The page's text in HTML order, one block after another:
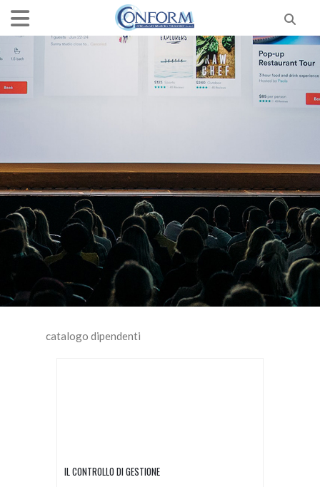
catalogo dipendenti
IL CONTROLLO DI GESTIONE